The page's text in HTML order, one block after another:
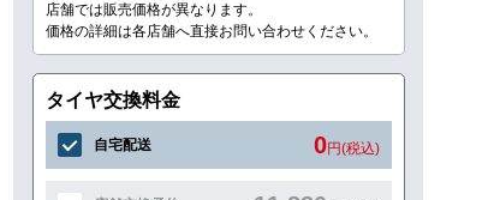
店舗では販売価格が異なります。
価格の詳細は各店舗へ直接お問い合わせください。
タイヤ交換料金
自宅配送 0円(税込)